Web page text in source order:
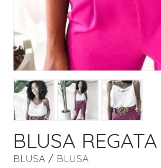
BLUSA
BLUSA/ BLUSA